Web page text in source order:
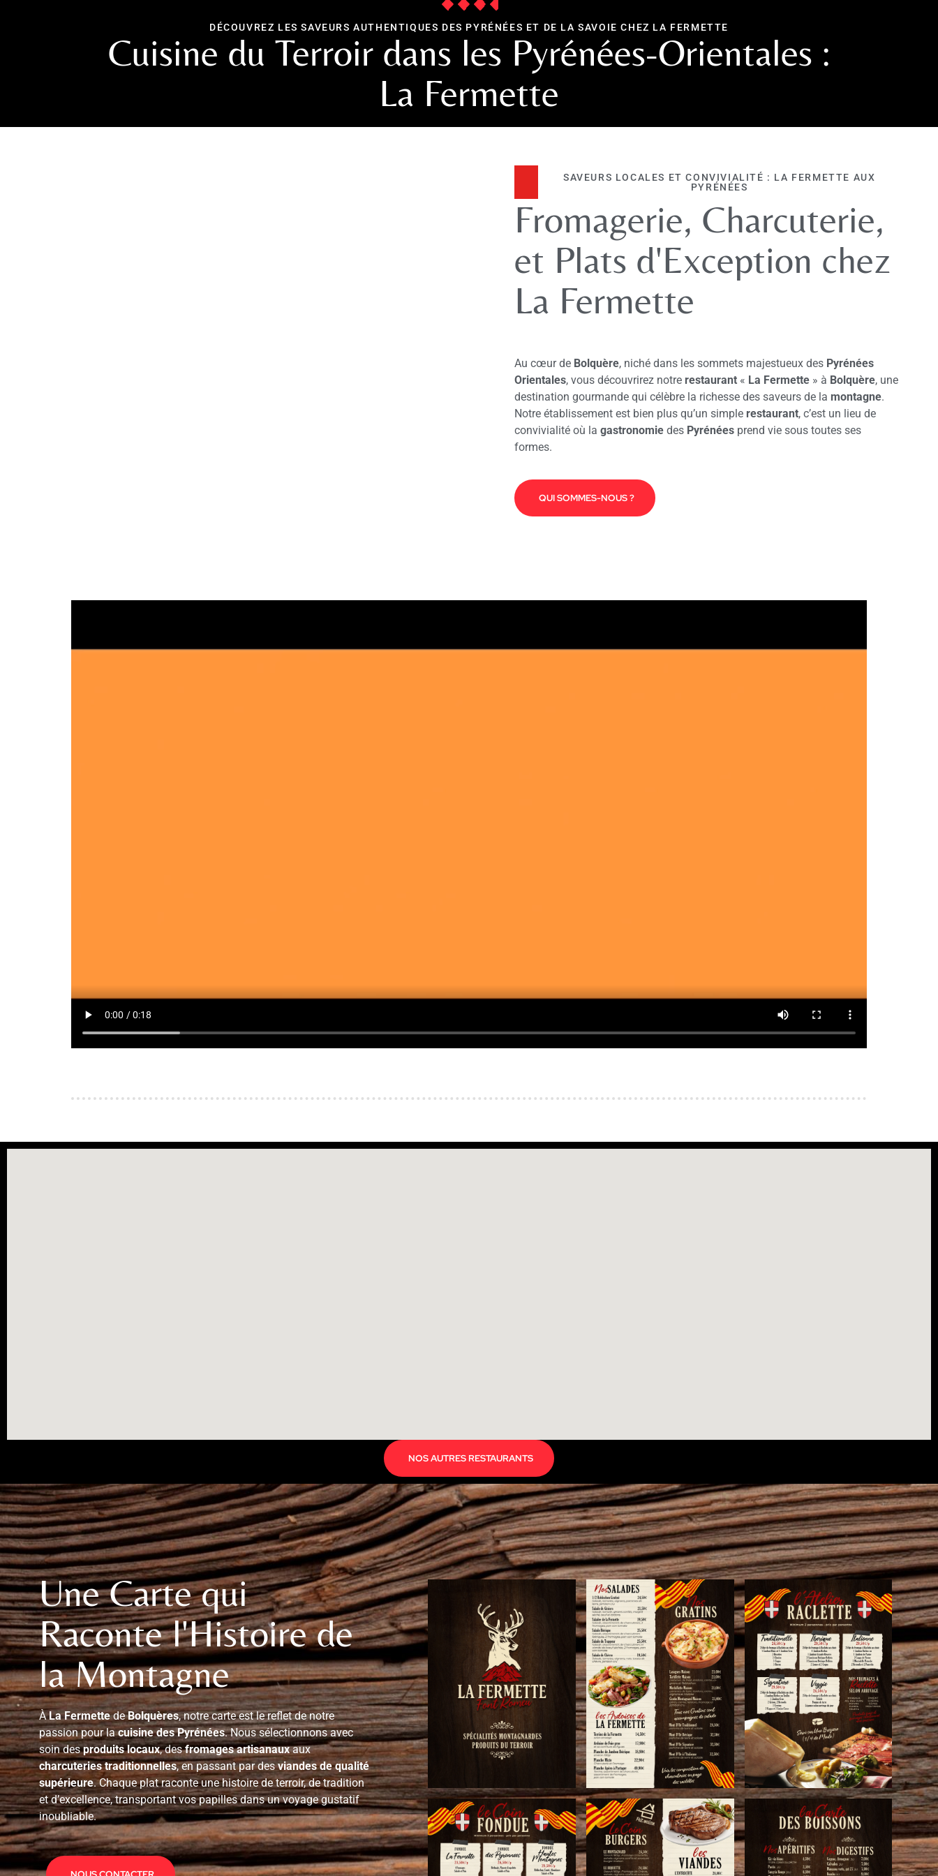
DÉCOUVREZ LES SAVEURS AUTHENTIQUES DES PYRÉNÉES ET DE LA SAVOIE CHEZ LA FERMETTE
Cuisine du Terroir dans les Pyrénées-Orientales :
La Fermette
SAVEURS LOCALES ET CONVIVIALITÉ : LA FERMETTE AUX
PYRÉNÉES
Fromagerie, Charcuterie,
et Plats d'Exception chez
La Fermette
Au cœur de Bolquère, niché dans les sommets majestueux des Pyrénées
Orientales, vous découvrirez notre restaurant « La Fermette » à Bolquère, une
destination gourmande qui célèbre la richesse des saveurs de la montagne.
Notre établissement est bien plus qu’un simple restaurant, c’est un lieu de
convivialité où la gastronomie des Pyrénées prend vie sous toutes ses
formes.
QUI SOMMES-NOUS ?
NOS AUTRES RESTAURANTS
Une Carte qui
Raconte l'Histoire de
la Montagne
ÀLa FermettedeBolquères, notre carte est le reflet de notre
passion pour lacuisine des Pyrénées. Nous sélectionnons avec
soin desproduits locaux, desfromages artisanauxaux
charcuteries traditionnelles, en passant par desviandes de qualité
supérieure. Chaque plat raconte une histoire de terroir, de tradition
et d’excellence, transportant vos papilles dans un voyage gustatif
inoubliable.